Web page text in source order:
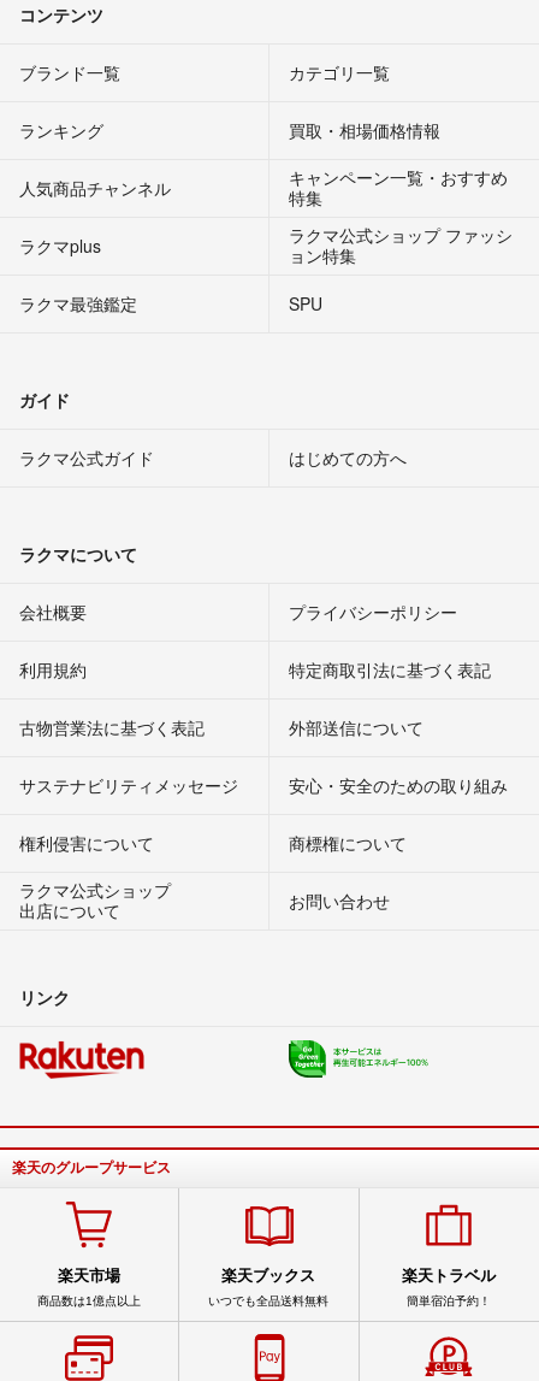
コンテンツ
ブランド一覧 カテゴリ一覧
ランキング 買取・相場価格情報
人気商品チャンネル
キャンペーン一覧・おすすめ
特集
ラクマplus
ラクマ公式ショップ ファッシ
ョン特集
ラクマ最強鑑定
SPU
ガイド
ラクマ公式ガイド はじめての方へ
ラクマについて
会社概要 プライバシーポリシー
利用規約 特定商取引法に基づく表記
古物営業法に基づく表記 外部送信について
サステナビリティメッセージ 安心・安全のための取り組み
権利侵害について
商標権について
ラクマ公式ショップ
出店について
お問い合わせ
リンク
楽天のグループサービス
楽天市場
商品数は1億点以上
楽天ブックス
いつでも全品送料無料
楽天トラベル
簡単宿泊予約！